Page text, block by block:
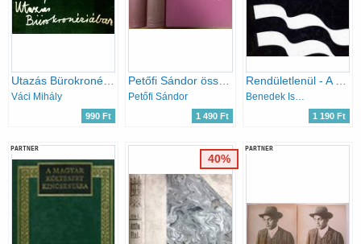
Váci Mihály
990 Ft
Petőfi Sándor
1 490 Ft
Benedek István (szerk)
1 190 Ft
PARTNER
40%
PARTNER